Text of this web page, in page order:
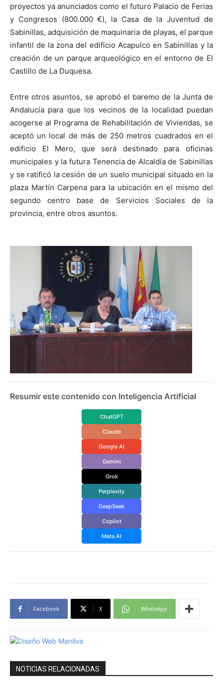
proyectos ya anunciados como el futuro Palacio de Ferias
y Congresos (800.000 €), la Casa de la Juventud de
Sabinillas, adquisición de maquinaria de playas, el parque
infantil de la zona del edificio Acapulco en Sabinillas y la
creación de un parque arqueológico en el entorno de El
Castillo de La Duquesa.
Entre otros asuntos, se aprobó el baremo de la Junta de
Andalucía para que los vecinos de la localidad puedan
acogerse al Programa de Rehabilitación de Viviendas, se
aceptó un local de más de 250 metros cuadrados en el
edificio El Mero, que será destinado para oficinas
municipales y la futura Tenencia de Alcaldía de Sabinillas
y se ratificó la cesión de un suelo municipal situado en la
plaza Martín Carpena para la ubicación en el mismo del
segundo centro base de Servicios Sociales de la
provincia, entre otros asuntos.
Resumir este contenido con Inteligencia Artificial
ChatGPT
Claude
Google AI
Gemini
Grok
Perplexity
DeepSeek
Copilot
Meta AI
Facebook X WhatsApp
NOTICIAS RELACIONADAS